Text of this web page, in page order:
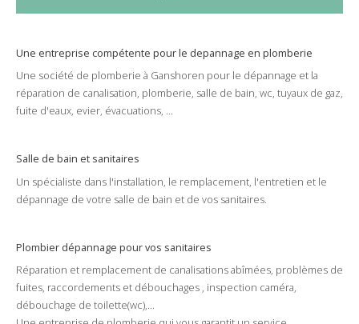
Une entreprise compétente pour le depannage en plomberie
Une société de plomberie à Ganshoren pour le dépannage et la
réparation de canalisation, plomberie, salle de bain, wc, tuyaux de gaz,
fuite d'eaux, evier, évacuations, ...
Salle de bain et sanitaires
Un spécialiste dans l'installation, le remplacement, l'entretien et le
dépannage de votre salle de bain et de vos sanitaires.
Plombier dépannage pour vos sanitaires
Réparation et remplacement de canalisationsabîmées, problèmes de
fuites, raccordements et débouchages , inspection caméra,
débouchage de toilette(wc),...